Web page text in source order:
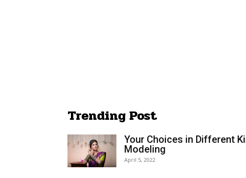
Trending Post
Your Choices in Different
Modeling
April 5, 2022